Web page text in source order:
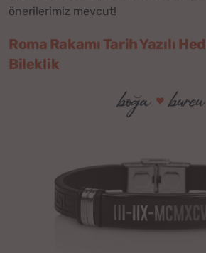
önerilerimiz mevcut!
Roma Rakamı Tarih Yazılı
Bileklik